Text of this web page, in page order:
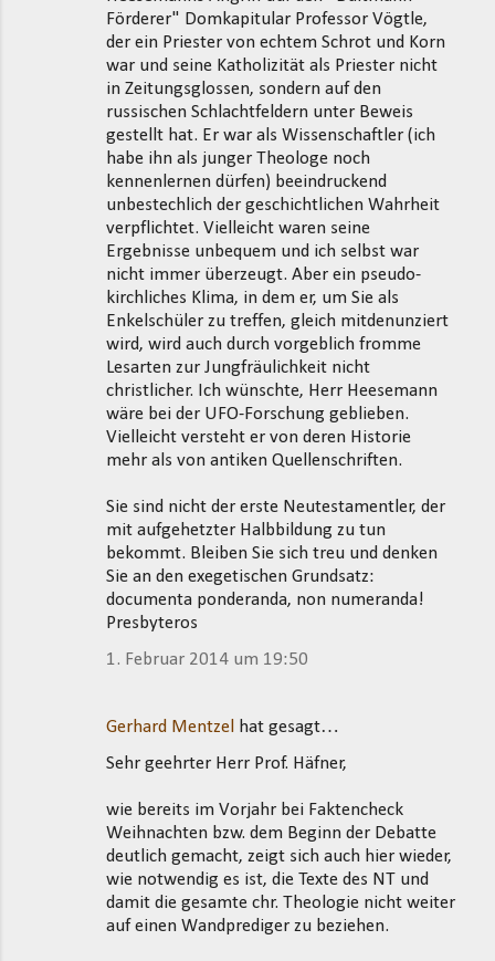
Förderer" Domkapitular Professor Vögtle,
der ein Priester von echtem Schrot und Korn
war und seine Katholizität als Priester nicht
in Zeitungsglossen, sondern auf den
russischen Schlachtfeldern unter Beweis
gestellt hat. Er war als Wissenschaftler (ich
habe ihn als junger Theologe noch
kennenlernen dürfen) beeindruckend
unbestechlich der geschichtlichen Wahrheit
verpflichtet. Vielleicht waren seine
Ergebnisse unbequem und ich selbst war
nicht immer überzeugt. Aber ein pseudo-
kirchliches Klima, in dem er, um Sie als
Enkelschüler zu treffen, gleich mitdenunziert
wird, wird auch durch vorgeblich fromme
Lesarten zur Jungfräulichkeit nicht
christlicher. Ich wünschte, Herr Heesemann
wäre bei der UFO-Forschung geblieben.
Vielleicht versteht er von deren Historie
mehr als von antiken Quellenschriften.
Sie sind nicht der erste Neutestamentler, der
mit aufgehetzter Halbbildung zu tun
bekommt. Bleiben Sie sich treu und denken
Sie an den exegetischen Grundsatz:
documenta ponderanda, non numeranda!
Presbyteros
1. Februar 2014 um 19:50
Gerhard Mentzel
hat gesagt…
Sehr geehrter Herr Prof. Häfner,
wie bereits im Vorjahr bei Faktencheck
Weihnachten bzw. dem Beginn der Debatte
deutlich gemacht, zeigt sich auch hier wieder,
wie notwendig es ist, die Texte des NT und
damit die gesamte chr. Theologie nicht weiter
auf einen Wandprediger zu beziehen.